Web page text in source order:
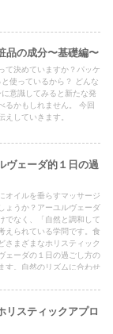
品の成分〜基礎編〜
て決めていますか？パッケ
使っているから？ どんな
意識してみると新たな発
るかもしれません。 今回
えしていきます。
ヴェーダ的１日の過
オイルを垂らすマッサージ
ょうか？アーユルヴェーダ
でなく、「自然と調和して
えられている学問です。食
さまざまなホリスティック
ェーダの１日の過ごし方の
す。自然のリズムに合わせ
リスティックアプロ